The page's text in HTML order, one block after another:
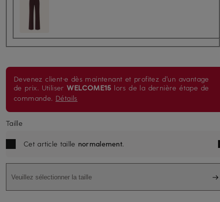
Devenez client·e dès maintenant et profitez d'un avantage
de prix. UtiliserWELCOME15 lors de la dernière étape de
commande. Détails
Taille
Cet article taille normalement.
Veuillez sélectionner la taille